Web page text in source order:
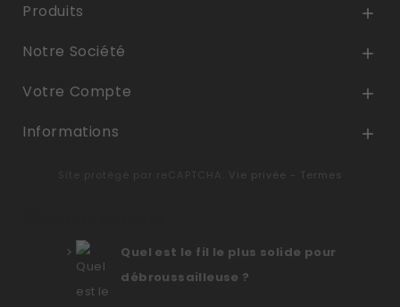
Produits 
Notre Société 
Votre Compte 
Informations 
Site protégé par reCAPTCHA. Vie privée Termes
Quel est le fil le plus solide pour
débroussailleuse ?